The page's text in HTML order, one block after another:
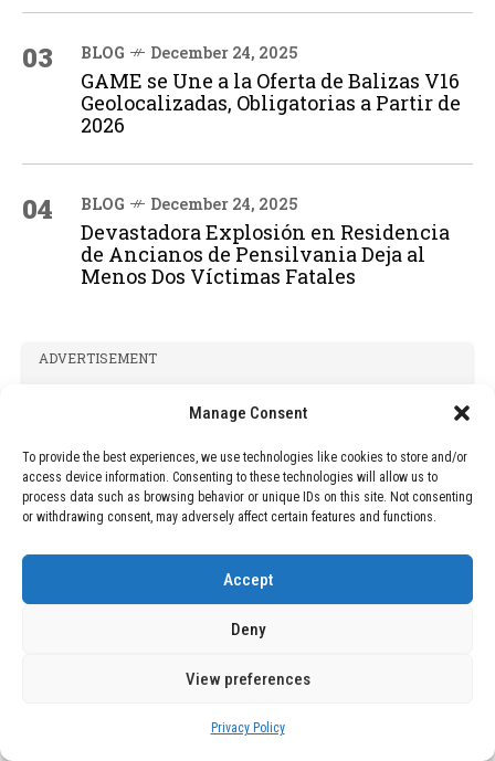
Manage Consent
To provide the best experiences, we use technologies like cookies to store and/or
access device information. Consenting to these technologies will allow us to
process data such as browsing behavior or unique IDs on this site. Not consenting
or withdrawing consent, may adversely affect certain features and functions.
Accept
Deny
View preferences
Privacy Policy
03 BLOG December 24, 2025
GAME se Une a la Oferta de Balizas V16
Geolocalizadas, Obligatorias a Partir de
2026
04 BLOG December 24, 2025
Devastadora Explosión en Residencia
de Ancianos de Pensilvania Deja al
Menos Dos Víctimas Fatales
ADVERTISEMENT